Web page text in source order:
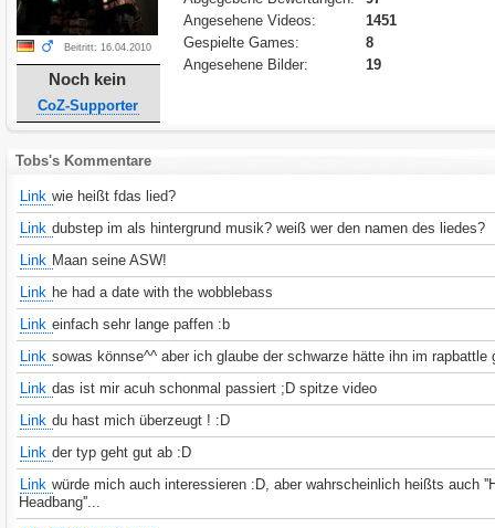
Beitritt: 16.04.2010
Noch kein
CoZ-Supporter
Angesehene Videos:
1451
Gespielte Games:
8
Angesehene Bilder:
19
Tobs's Kommentare
Link wie heißt fdas lied?
Link dubstep im als hintergrund musik? weiß wer den namen des liedes?
Link Maan seine ASW!
Link he had a date with the wobblebass
Link einfach sehr lange paffen :b
Link sowas könnse^^ aber ich glaube der schwarze hätte ihn im rapbattle
Link das ist mir acuh schonmal passiert ;D spitze video
Link du hast mich überzeugt ! :D
Link der typ geht gut ab :D
Link würde mich auch interessieren :D, aber wahrscheinlich heißts auch
Headbang''...